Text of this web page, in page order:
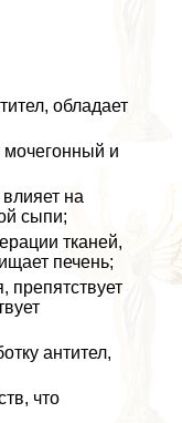
обладает
мочегонный и
на
сыпи;
тканей,
печень;
препятствует
антител,
что